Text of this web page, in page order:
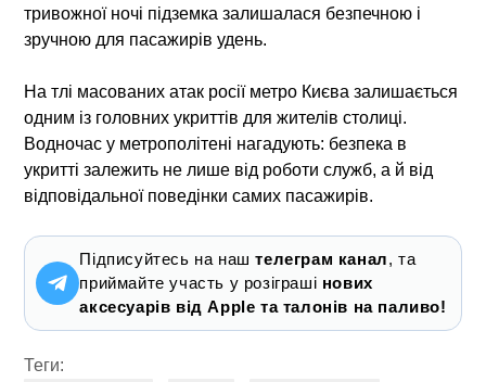
тривожної ночі підземка залишалася безпечною і
зручною для пасажирів удень.
На тлі масованих атак росії метро Києва залишається
одним із головних укриттів для жителів столиці.
Водночас у метрополітені нагадують: безпека в
укритті залежить не лише від роботи служб, а й від
відповідальної поведінки самих пасажирів.
Підписуйтесь на наштелеграм канал, та
приймайте участь у розіграші нових
аксесуарів від Apple та талонів на паливо!
Теги: